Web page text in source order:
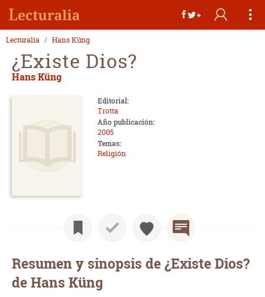
Lecturalia Hans Küng
¿Existe Dios?
Hans Küng
Editorial:
Trotta
Año publicación:
2005
Temas:
Religión
Resumen y sinopsis de ¿Existe Dios?
de Hans Küng